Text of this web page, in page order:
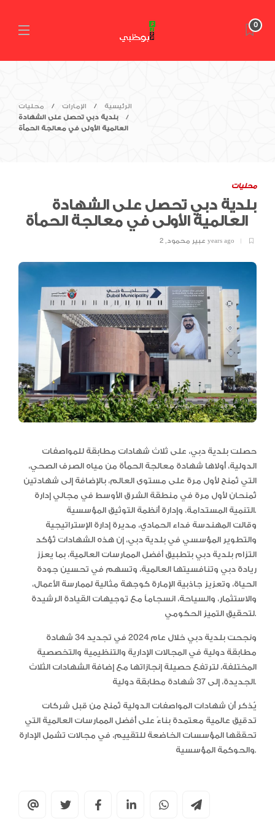
0
الرئيسية الإمارات
محليات
بلدية دبي تحصل على الشهادة
العالمية الأولى في معالجة الحمأة
محليات
بلدية دبي تحصل على الشهادة
عبير محمود, 2 years ago
حصلت بلدية دبي، على ثلاث شهادات مطابقة للمواصفات
الدولية، أولاها شهادة معالجة الحمأة من مياه الصرف الصحي،
التي تُمنح لأول مرة على مستوى العالم، بالإضافة إلى شهادتين
تُمنحان لأول مرة في منطقة الشرق الأوسط في مجالي إدارة
التنمية المستدامة، وإدارة أنظمة التوثيق المؤسسية.
وقالت المهندسة فداء الحمادي، مديرة إدارة الإستراتيجية
والتطوير المؤسسي في بلدية دبي، إن هذه الشهادات تُؤكد
التزام بلدية دبي بتطبيق أفضل الممارسات العالمية، بما يعزز
ريادة دبي وتنافسيتها العالمية، وتسهم في تحسين جودة
الحياة، وتعزيز جاذبية الإمارة كوجهة مثالية لممارسة الأعمال،
والاستثمار، والسياحة، انسجاماً مع توجيهات القيادة الرشيدة
لتحقيق التميز الحكومي.
ونجحت بلدية دبي خلال عام 2024 في تجديد 34 شهادة
مطابقة دولية في المجالات الإدارية والتنظيمية والتخصصية
المختلفة، لترتفع حصيلة إنجازاتها مع إضافة الشهادات الثلاث
الجديدة، إلى 37 شهادة مطابقة دولية.
يُذكر أن شهادات المواصفات الدولية تُمنح من قبل شركات
تدقيق عالمية معتمدة بناءً على أفضل الممارسات العالمية التي
تحققها المؤسسات الخاضعة للتقييم، في مجالات تشمل الإدارة
والحوكمة المؤسسية.